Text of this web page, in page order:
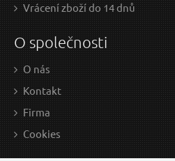
Vrácení zboží do 14 dnů
O společnosti
O nás
Kontakt
Firma
Cookies